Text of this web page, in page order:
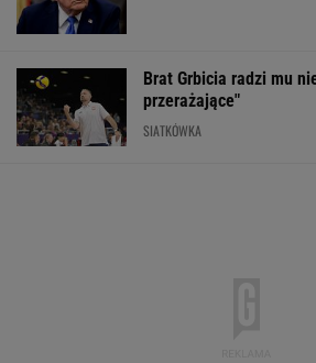
Brat Grbicia radzi mu
przerażające"
SIATKÓWKA